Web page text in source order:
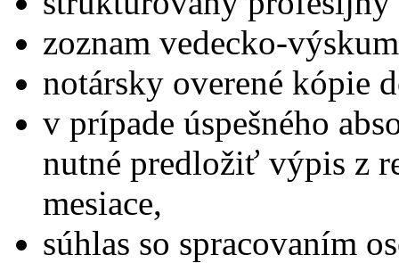
zoznam vedecko-
notársky overené kópie
v prípade úspešného
nutné predložiť výpis z
mesiace,
súhlas so spracovaním